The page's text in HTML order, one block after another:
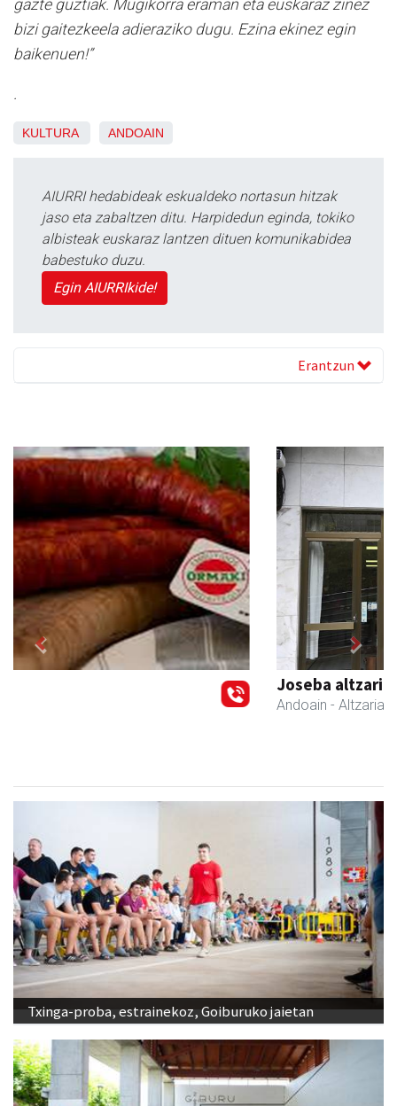
gazte guztiak. Mugikorra eraman eta euskaraz zinez
bizi gaitezkeela adieraziko dugu. Ezina ekinez egin
baikenuen!”
.
KULTURA ANDOAIN
AIURRI hedabideak eskualdeko nortasun hitzak
jaso eta zabaltzen ditu. Harpidedun eginda, tokiko
albisteak euskaraz lantzen dituen komunikabidea
babestuko duzu.
Egin AIURRIkide!
Erantzun
Previous Next
Txinga-proba, estrainekoz, Goiburuko jaietan